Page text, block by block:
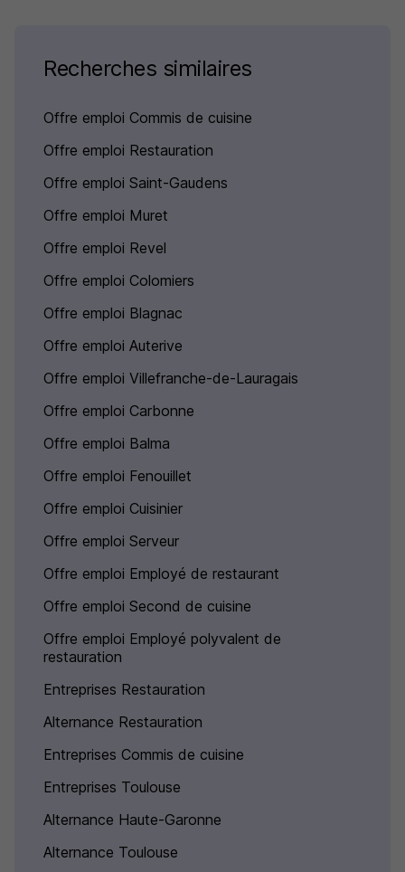
Recherches similaires
Offre emploi Commis de cuisine
Offre emploi Restauration
Offre emploi Saint-Gaudens
Offre emploi Muret
Offre emploi Revel
Offre emploi Colomiers
Offre emploi Blagnac
Offre emploi Auterive
Offre emploi Villefranche-de-Lauragais
Offre emploi Carbonne
Offre emploi Balma
Offre emploi Fenouillet
Offre emploi Cuisinier
Offre emploi Serveur
Offre emploi Employé de restaurant
Offre emploi Second de cuisine
Offre emploi Employé polyvalent de
restauration
Entreprises Restauration
Alternance Restauration
Entreprises Commis de cuisine
Entreprises Toulouse
Alternance Haute-Garonne
Alternance Toulouse